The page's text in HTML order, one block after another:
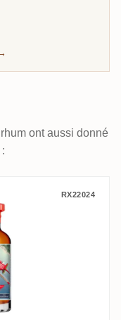
ont aussi donné
Silva
RX22024